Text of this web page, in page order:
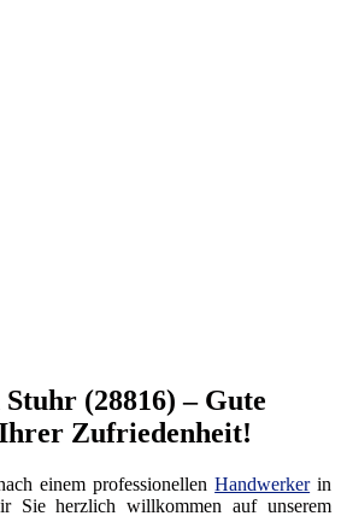
(28816) – Gute
Zufriedenheit!
einem professionellenHandwerkerin
Sie herzlich willkommen auf unserem